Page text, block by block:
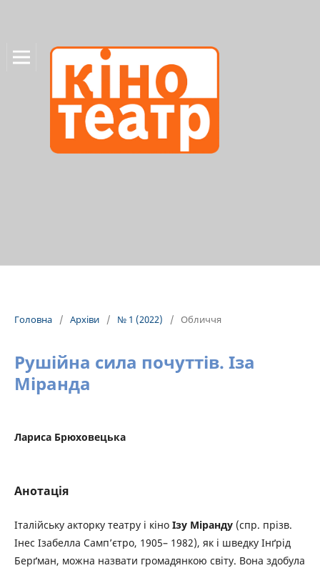
Головна / Архіви / № 1 (2022) / Обличчя
Рушійна сила почуттів. Іза
Міранда
Лариса Брюховецька
Анотація
Італійську акторку театру і кіно Ізу Міранду (спр. прізв.
Інес Ізабелла Самп’єтро, 1905– 1982), як і шведку Інґрід
Берґман, можна назвати громадянкою світу. Вона здобула